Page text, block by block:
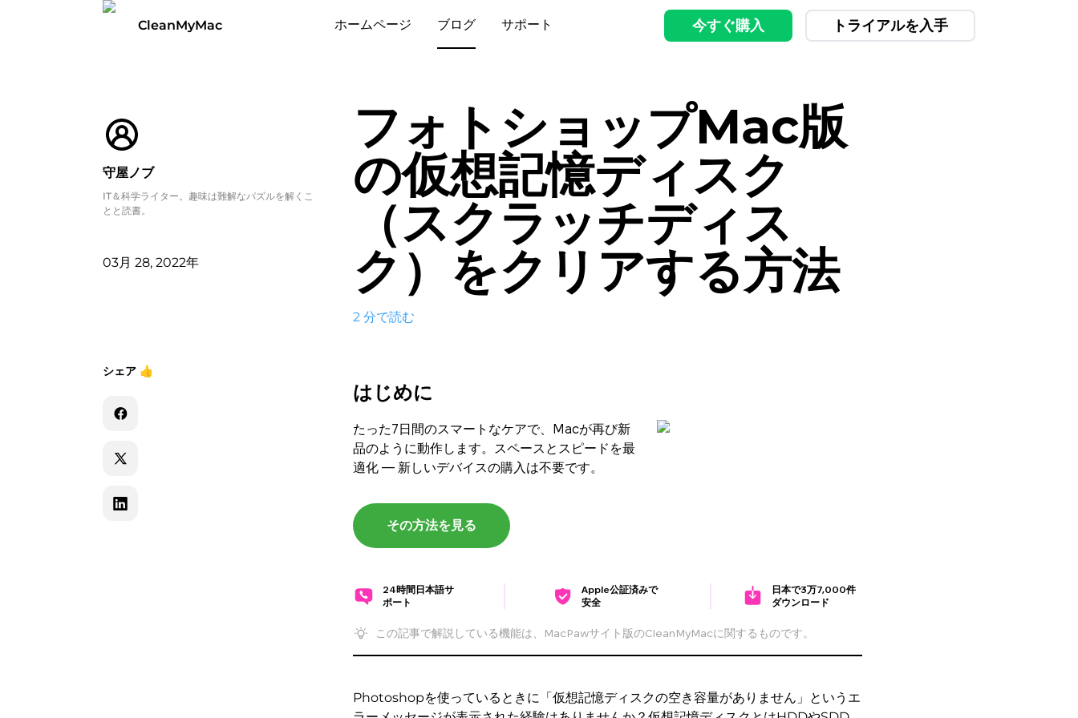
CleanMyMac ホームページ ブログ サポート 今すぐ購入 トライアルを入手
守屋ノブ
IT＆科学ライター。趣味は難解なパズルを解くこ
とと読書。
03月 28, 2022年
シェア 👍
フォトショップMac版
の仮想記憶ディスク
（スクラッチディス
ク）をクリアする方法
2 分で読む
はじめに
たった7日間のスマートなケアで、Macが再び新
品のように動作します。スペースとスピードを最
適化 — 新しいデバイスの購入は不要です。
その方法を見る
24時間日本語サ
ポート
Apple公証済みで
安全
日本で3万7,000件
ダウンロード
この記事で解説している機能は、MacPawサイト版のCleanMyMacに関するものです。
Photoshopを使っているときに「仮想記憶ディスクの空き容量がありません」というエ